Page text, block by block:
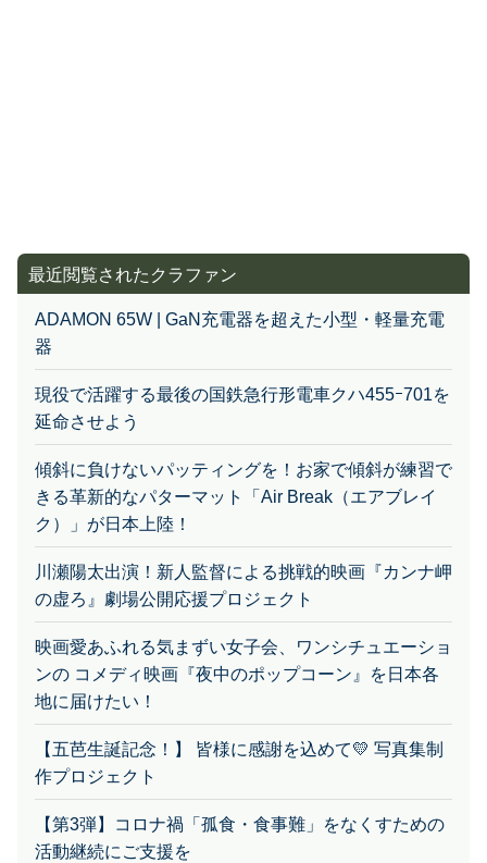
最近閲覧されたクラファン
ADAMON 65W | GaN充電器を超えた小型・軽量充電
器
現役で活躍する最後の国鉄急行形電車クハ455ｰ701を
延命させよう
傾斜に負けないパッティングを！お家で傾斜が練習で
きる革新的なパターマット「Air Break（エアブレイ
ク）」が日本上陸！
川瀬陽太出演！新人監督による挑戦的映画『カンナ岬
の虚ろ』劇場公開応援プロジェクト
映画愛あふれる気まずい女子会、ワンシチュエーショ
ンの コメディ映画『夜中のポップコーン』を日本各
地に届けたい！
【五芭生誕記念！】 皆様に感謝を込めて💛 写真集制
作プロジェクト
【第3弾】コロナ禍「孤食・食事難」をなくすための
活動継続にご支援を